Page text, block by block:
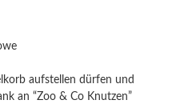
aufstellen dürfen und
an “Zoo & Co Knutzen”